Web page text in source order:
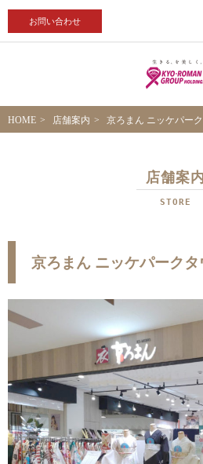
お問い合わせ
HOME 店舗案内 京ろまん ニッケパー
店舗案内
STORE
京ろまん ニッケパーク